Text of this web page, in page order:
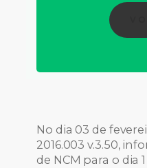
No dia 03 de
2016.003 v.3.50,
de NCM para o dia